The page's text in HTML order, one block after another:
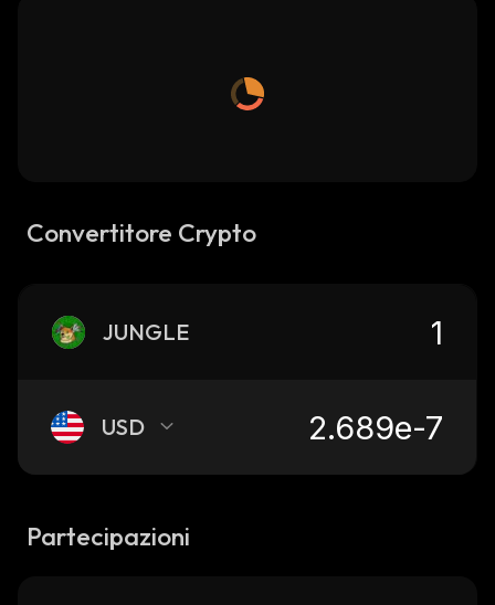
Convertitore Crypto
JUNGLE
USD
Partecipazioni